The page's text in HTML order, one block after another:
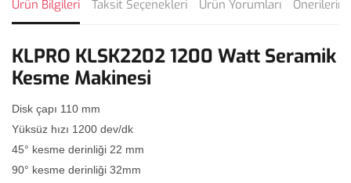
Ürün Bilgileri Taksit Seçenekleri Ürün Yorumları
KLPRO KLSK2202 1200 Watt Seramik
Kesme Makinesi
Disk çapı 110 mm
Yüksüz hızı 1200 dev/dk
45° kesme derinliği 22 mm
90° kesme derinliği 32mm